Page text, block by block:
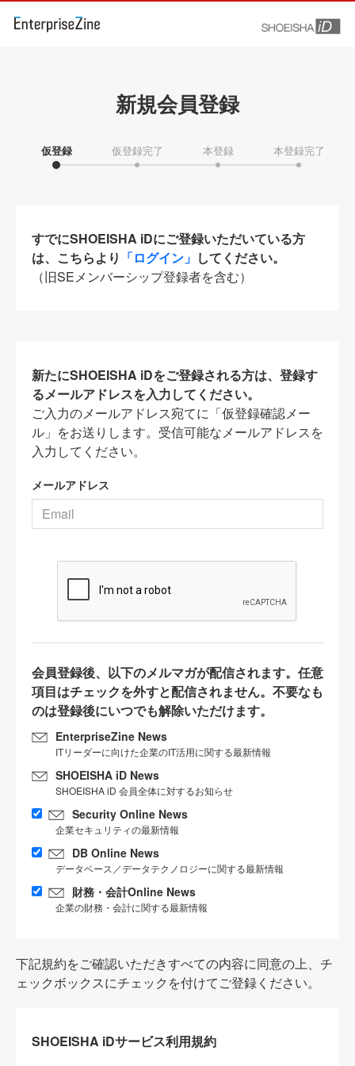
新規会員登録
仮登録 仮登録完了 本登録 本登録完了
すでにSHOEISHA iDにご登録いただいている方
は、こちらより 「ログイン」 してください。
（旧SEメンバーシップ登録者を含む）
新たにSHOEISHA iDをご登録される方は、登録す
るメールアドレスを入力してください。
ご入力のメールアドレス宛てに「仮登録確認メー
ル」をお送りします。受信可能なメールアドレスを
入力してください。
メールアドレス
会員登録後、以下のメルマガが配信されます。任意
項目はチェックを外すと配信されません。不要なも
のは登録後にいつでも解除いただけます。
EnterpriseZine News
ITリーダーに向けた企業のIT活用に関する最新情報
SHOEISHA iD News
SHOEISHA iD 会員全体に対するお知らせ
Security Online News
企業セキュリティの最新情報
DB Online News
データベース／データテクノロジーに関する最新情報
財務・会計Online News
企業の財務・会計に関する最新情報
下記規約をご確認いただきすべての内容に同意の上、チ
ェックボックスにチェックを付けてご登録ください。
SHOEISHA iDサービス利用規約